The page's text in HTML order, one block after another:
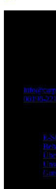
06196-
E-